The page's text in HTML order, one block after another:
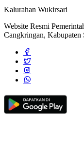
Kalurahan Wukirsari
Website Resmi
Cangkringan, Kabupaten